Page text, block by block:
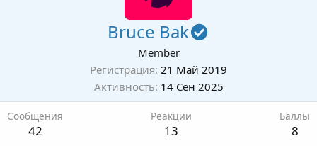
Bruce Bak
Member
Регистрация 21 Май 2019
Активность 14 Сен 2025
Сообщения
42
Реакции
13
Баллы
8